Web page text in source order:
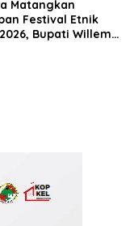
Matangkan
Festival Etnik
Bupati Willem